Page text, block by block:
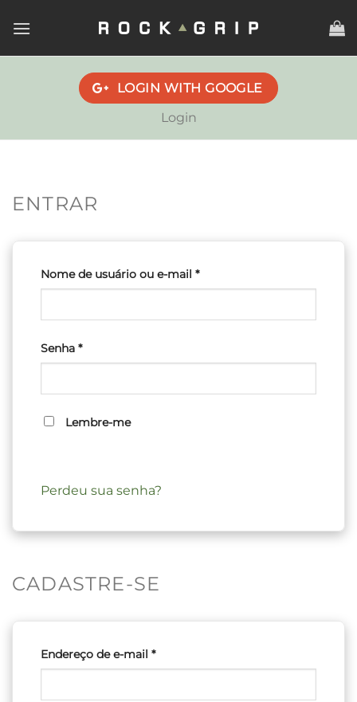
LOGIN WITHGOOGLE
Login
ENTRAR
Nome de usuário ou e-mail *Obrigatório
Senha *Obrigatório
Lembre-me
Perdeu sua senha?
CADASTRE-SE
Endereço de e-mail *Obrigatório